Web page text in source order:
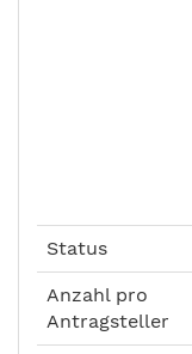
Status
Anzahl pro
Antragsteller